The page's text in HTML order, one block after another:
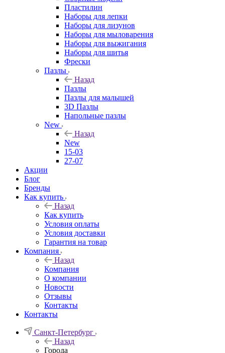
Пластилин
Наборы для лепки
Наборы для лизунов
Наборы для мыловарения
Наборы для выжигания
Наборы для шитья
Фрески
Пазлы
Назад
Пазлы
Пазлы для малышей
3D Пазлы
Напольные пазлы
New
Назад
New
15-03
27-07
Акции
Блог
Бренды
Как купить
Назад
Как купить
Условия оплаты
Условия доставки
Гарантия на товар
Компания
Назад
Компания
О компании
Новости
Отзывы
Контакты
Контакты
Санкт-Петербург
Назад
Города